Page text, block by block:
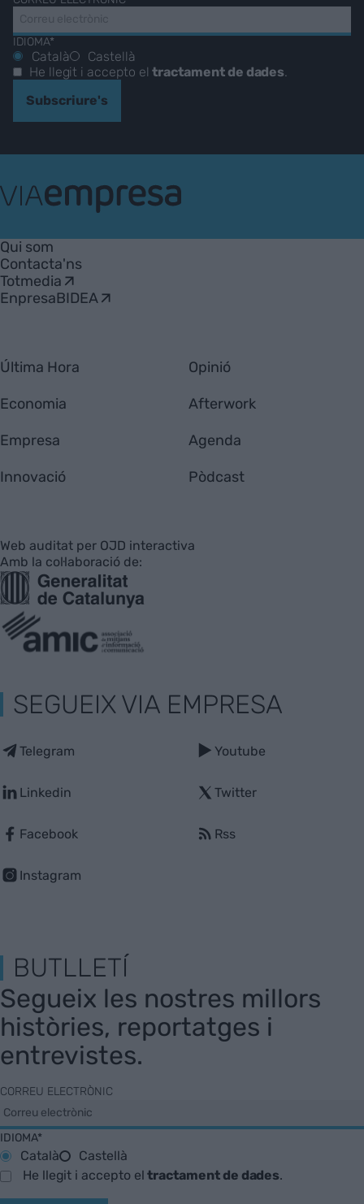
IDIOMA*
Català
Castellà
He llegit i accepto eltractament de dades
Subscriure's
Empresa
Qui som
Contacta'ns
Totmedia
EnpresaBIDEA
Última Hora
Economia
Empresa
Innovació
Opinió
Afterwork
Agenda
Pòdcast
Web auditat per OJD interactiva
Amb la col·laboració de:
SEGUEIX VIA EMPRESA
Telegram
Linkedin
Facebook
Instagram
Youtube
Twitter
Rss
BUTLLETÍ
Segueix les nostres millors
històries, reportatges i
entrevistes.
CORREU ELECTRÒNIC
IDIOMA*
Català
Castellà
He llegit i accepto eltractament de dades.